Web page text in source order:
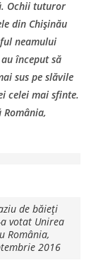
Ochii tuturor
din Chişinău
neamului
început să
sus pe slăvile
celei mai sfinte.
România,
de băieți
votat Unirea
România,
2016